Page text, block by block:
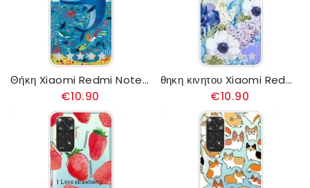
Θήκη Xiaomi Redmi Note 11 Pro 4G / 5G Θαλάσσιος Κόσμος
€10.90
θηκη κινητου Xiaomi Redmi Note 11 Pro 4G / 5G Ακουαρέλα Μπλε Λουλούδια
€10.90